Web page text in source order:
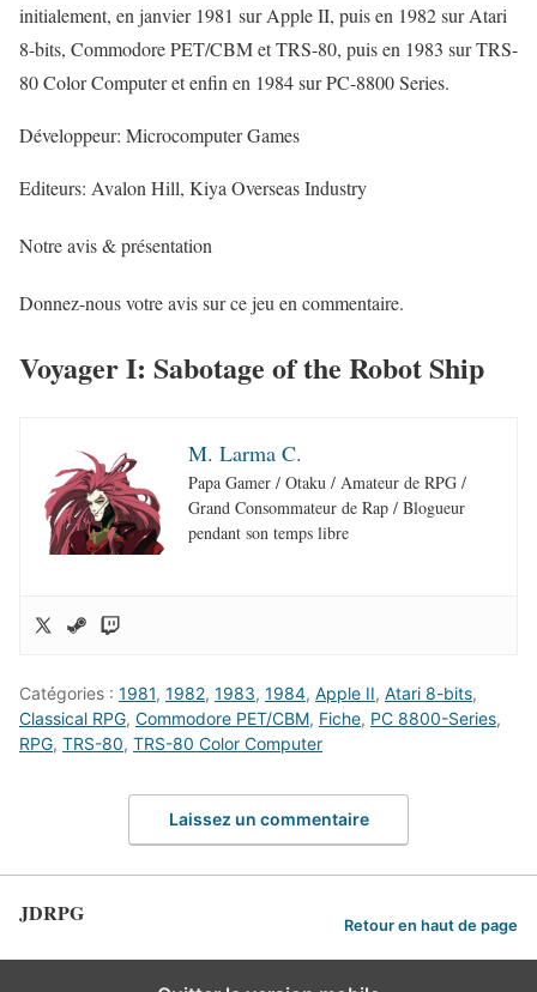
initialement, en janvier 1981 sur Apple II, puis en 1982 sur Atari
8-bits, Commodore PET/CBM et TRS-80, puis en 1983 sur TRS-
80 Color Computer et enfin en 1984 sur PC-8800 Series.
Développeur: Microcomputer Games
Editeurs: Avalon Hill, Kiya Overseas Industry
Notre avis & présentation
Donnez-nous votre avis sur ce jeu en commentaire.
Voyager I: Sabotage of the Robot Ship
M. Larma C.
Papa Gamer / Otaku / Amateur de RPG /
Grand Consommateur de Rap / Blogueur
pendant son temps libre
Catégories : 1981, 1982, 1983, 1984, Apple II, Atari 8-bits,
Classical RPG, Commodore PET/CBM, Fiche, PC 8800-Series,
RPG, TRS-80, TRS-80 Color Computer
Laissez un commentaire
JDRPG Retour en haut de page